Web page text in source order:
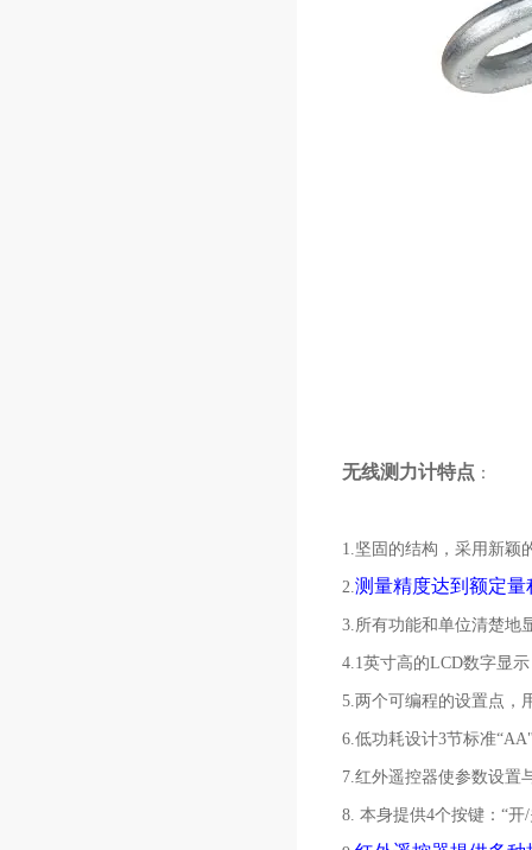
无线测力计特点 ：
1.坚固的结构，采用新颖
2.测量精度达到额定量
3.所有功能和单位清楚
4.1英寸高的LCD数字显
5.两个可编程的设置点，
6.低功耗设计3节标准
7.红外遥控器使参数设置
8. 本身提供4个按键：“